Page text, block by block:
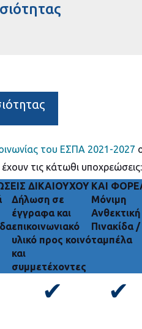
του ΕΣΠΑ 2021-2027
τις κάτωθι υποχρεώσεις:
ΔΙΚΑΙΟΥΧΟΥ ΚΑΙ
Δήλωση σε
έγγραφα και
επικοινωνιακό
υλικό προς κοινό
και
συμμετέχοντες
Μόνιμη
Ανθεκτική
Πινακίδα /
ταμπέλα
✔ ✔